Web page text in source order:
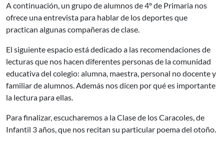
A continuación, un grupo de alumnos de 4º de Primaria nos
ofrece una entrevista para hablar de los deportes que
practican algunas compañeras de clase.
El siguiente espacio está dedicado a las recomendaciones de
lecturas que nos hacen diferentes personas de la comunidad
educativa del colegio: alumna, maestra, personal no docente y
familiar de alumnos. Además nos dicen por qué es importante
la lectura para ellas.
Para finalizar, escucharemos a la Clase de los Caracoles, de
Infantil 3 años, que nos recitan su particular poema del otoño.